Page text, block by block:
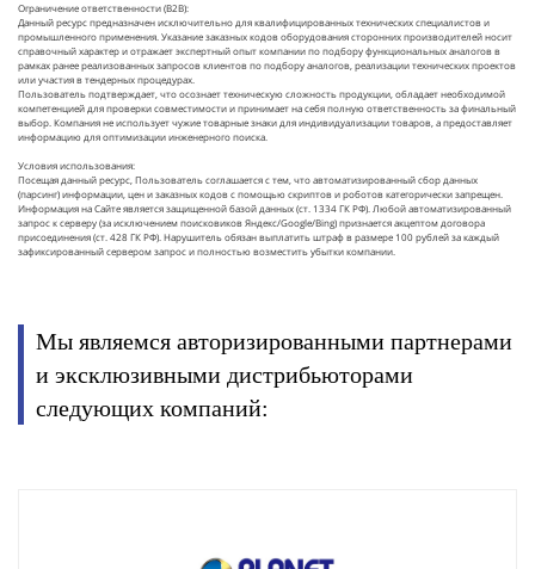
Ограничение ответственности (B2B):
Данный ресурс предназначен исключительно для квалифицированных технических специалистов и
промышленного применения. Указание заказных кодов оборудования сторонних производителей носит
справочный характер и отражает экспертный опыт компании по подбору функциональных аналогов в
рамках ранее реализованных запросов клиентов по подбору аналогов, реализации технических проектов
или участия в тендерных процедурах.
Пользователь подтверждает, что осознает техническую сложность продукции, обладает необходимой
компетенцией для проверки совместимости и принимает на себя полную ответственность за финальный
выбор. Компания не использует чужие товарные знаки для индивидуализации товаров, а предоставляет
информацию для оптимизации инженерного поиска.
Условия использования:
Посещая данный ресурс, Пользователь соглашается с тем, что автоматизированный сбор данных
(парсинг) информации, цен и заказных кодов с помощью скриптов и роботов категорически запрещен.
Информация на Сайте является защищенной базой данных (ст. 1334 ГК РФ). Любой автоматизированный
запрос к серверу (за исключением поисковиков Яндекс/Google/Bing) признается акцептом договора
присоединения (ст. 428 ГК РФ). Нарушитель обязан выплатить штраф в размере 100 рублей за каждый
зафиксированный сервером запрос и полностью возместить убытки компании.
Мы являемся авторизированными партнерами
и эксклюзивными дистрибьюторами
следующих компаний: